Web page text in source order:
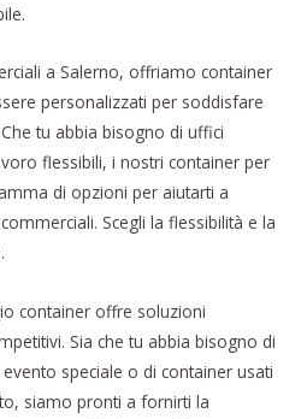
a Salerno, offriamo container
personalizzati per soddisfare
tu abbia bisogno di uffici
flessibili, i nostri container per
di opzioni per aiutarti a
Scegli la flessibilità e la
container offre soluzioni
Sia che tu abbia bisogno di
speciale o di container usati
siamo pronti a fornirti la